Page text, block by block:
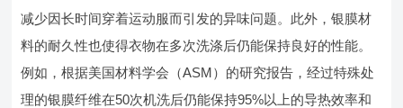
减少因长时间穿着运动服而引发的异味问题。此外，银膜材
料的耐久性也使得衣物在多次洗涤后仍能保持良好的性能。
例如，根据美国材料学会（ASM）的研究报告，经过特殊处
理的银膜纤维在50次机洗后仍能保持95%以上的导热效率和